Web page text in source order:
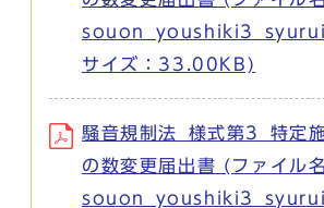
サイズ：33.00KB)
騒音規制法_様式第3_特定
の数変更届出書 (ファイル名